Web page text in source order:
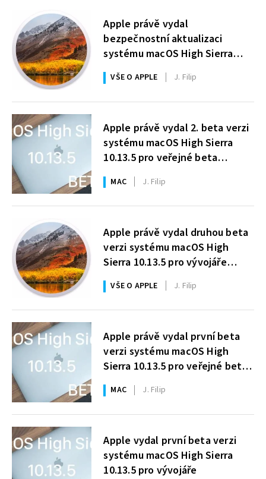
Apple právě vydal
bezpečnostní aktualizaci
systému macOS High Sierra
10.13.4
VŠE O APPLE J. Filip
Apple právě vydal 2. beta verzi
systému macOS High Sierra
10.13.5 pro veřejné beta
testery
MAC J. Filip
Apple právě vydal druhou beta
verzi systému macOS High
Sierra 10.13.5 pro vývojáře
a druhé bety iOS 11.4 a tvOS
11.4 pro veřejné beta testery
VŠE O APPLE J. Filip
Apple právě vydal první beta
verzi systému macOS High
Sierra 10.13.5 pro veřejné beta
testery
MAC J. Filip
Apple vydal první beta verzi
systému macOS High Sierra
10.13.5 pro vývojáře